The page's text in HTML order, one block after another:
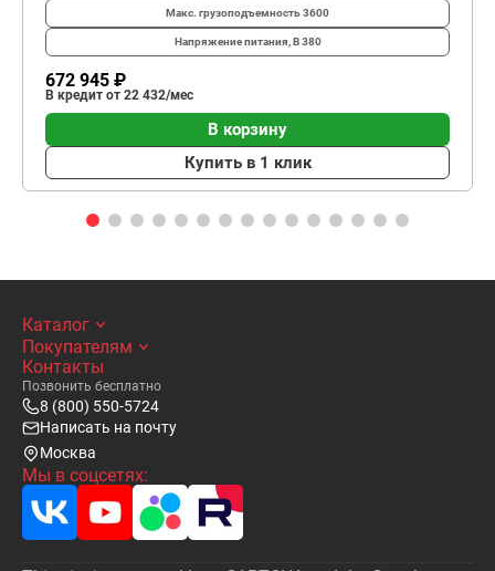
Макс. грузоподъемность3600
Напряжение питания, В380
672 945 ₽
В кредит от 22 432/мес
В корзину
Купить в 1 клик
Каталог
Покупателям
Контакты
Позвонить бесплатно
8 (800) 550-5724
Написать на почту
Москва
Мы в соцсетях: